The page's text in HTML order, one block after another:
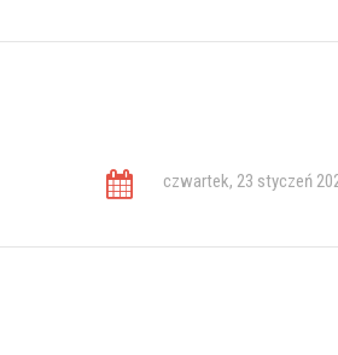
czwartek, 23 styczeń